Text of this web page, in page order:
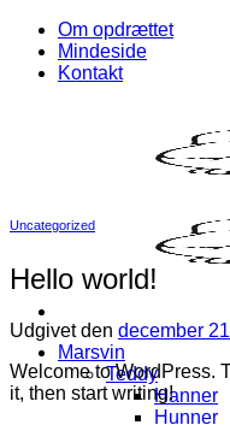
Fortsæt
indhold
Om opdrættet
Mindeside
Kontakt
Marsvin
Teddy
Hanner
Hunner
Uncategorized
Hello world!
Udgivet den december
Welcome to WordPress.
it, then start writing!